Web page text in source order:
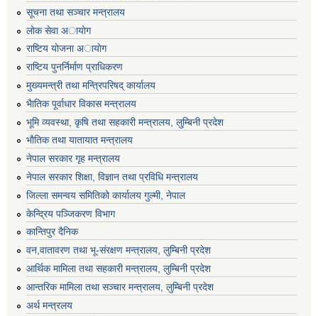
सूचना तथा सञ्चार मन्त्रालय
लाेक सेवा अायाेग
राष्टिय याेजना अायाेग
राष्टिय पुनर्निर्माण प्राधिकरण
मुख्यमन्त्री तथा मन्त्रिपरिषद् कार्यालय
भैातिक पूर्वाधार विकास मन्त्रालय
भूमि व्यवस्था, कृषि तथा सहकारी मन्त्रालय, लु्म्बिनी प्रदेश
भाैतिक तथा यातायात मन्त्रालय
नेपाल सरकार गृह मन्त्रालय
नेपाल सरकार शिक्षा, विज्ञान तथा प्रविधि मन्त्रालय
जिल्ला समन्वय समितिको कार्यालय गुल्मी, नेपाल
केन्द्रिय पञ्जिकरण विभाग
कान्तिपुर दैनिक
वन,वातावरण तथा भू-संरक्षण मन्त्रालय, लुम्बिनी प्रदेश
आर्थिक मामिला तथा सहकारी मन्त्रालय, लुम्बिनी प्रदेश
आन्तरिक मामिला तथा सञ्चार मन्त्रालय, लुम्बिनी प्रदेश
अर्थ मन्त्रलय